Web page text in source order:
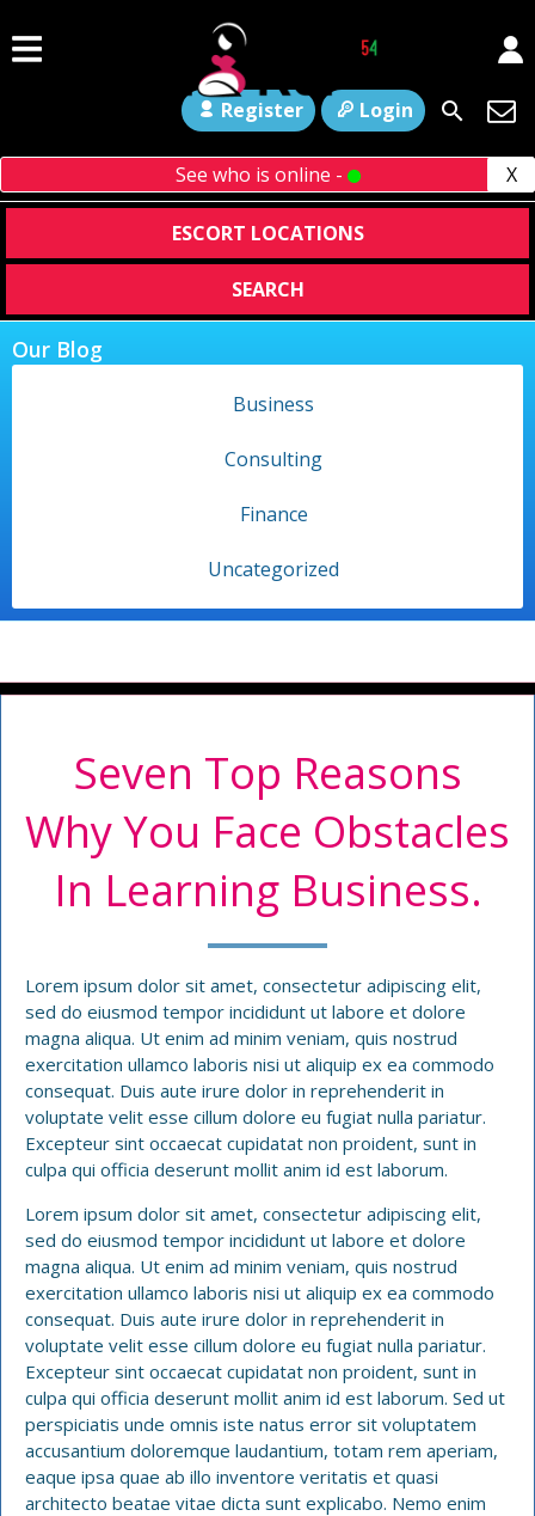
Register Login
X
See who is online -
ESCORT LOCATIONS
SEARCH
Seven Top Reasons
Why You Face Obstacles
In Learning Business.
Lorem ipsum dolor sit amet, consectetur adipiscing elit,
sed do eiusmod tempor incididunt ut labore et dolore
magna aliqua. Ut enim ad minim veniam, quis nostrud
exercitation ullamco laboris nisi ut aliquip ex ea commodo
consequat. Duis aute irure dolor in reprehenderit in
voluptate velit esse cillum dolore eu fugiat nulla pariatur.
Excepteur sint occaecat cupidatat non proident, sunt in
culpa qui officia deserunt mollit anim id est laborum.
Lorem ipsum dolor sit amet, consectetur adipiscing elit,
sed do eiusmod tempor incididunt ut labore et dolore
magna aliqua. Ut enim ad minim veniam, quis nostrud
exercitation ullamco laboris nisi ut aliquip ex ea commodo
consequat. Duis aute irure dolor in reprehenderit in
voluptate velit esse cillum dolore eu fugiat nulla pariatur.
Excepteur sint occaecat cupidatat non proident, sunt in
culpa qui officia deserunt mollit anim id est laborum. Sed ut
perspiciatis unde omnis iste natus error sit voluptatem
accusantium doloremque laudantium, totam rem aperiam,
eaque ipsa quae ab illo inventore veritatis et quasi
architecto beatae vitae dicta sunt explicabo. Nemo enim
Our Blog
Business
Consulting
Finance
Uncategorized